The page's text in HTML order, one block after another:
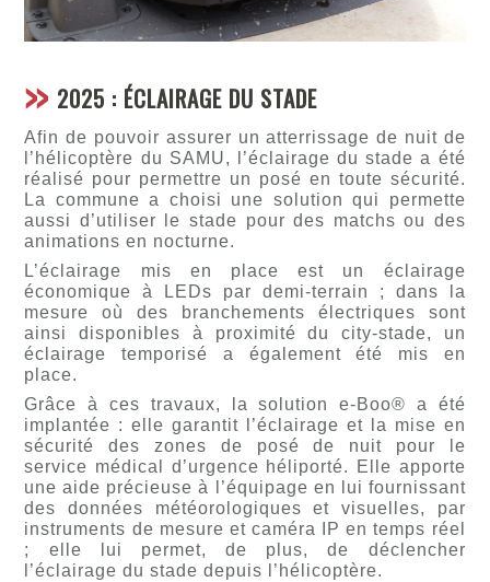
2025 : ÉCLAIRAGE DU STADE
Afin de pouvoir assurer un atterrissage de nuit de
l’hélicoptère du SAMU, l’éclairage du stade a été
réalisé pour permettre un posé en toute sécurité.
La commune a choisi une solution qui permette
aussi d’utiliser le stade pour des matchs ou des
animations en nocturne.
L’éclairage mis en place est un éclairage
économique à LEDs par demi-terrain ; dans la
mesure où des branchements électriques sont
ainsi disponibles à proximité du city-stade, un
éclairage temporisé a également été mis en
place.
Grâce à ces travaux, la solution e-Boo® a été
implantée : elle garantit l’éclairage et la mise en
sécurité des zones de posé de nuit pour le
service médical d’urgence héliporté. Elle apporte
une aide précieuse à l’équipage en lui fournissant
des données météorologiques et visuelles, par
instruments de mesure et caméra IP en temps réel
; elle lui permet, de plus, de déclencher
l’éclairage du stade depuis l’hélicoptère.